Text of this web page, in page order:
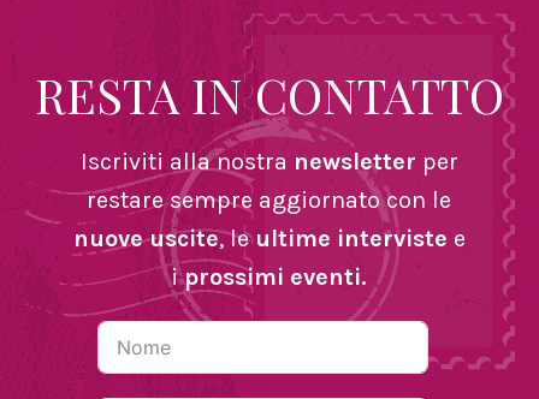
RESTA IN CONTATTO
Iscriviti alla nostra newsletter per
restare sempre aggiornato con le
nuove uscite, leultime interviste e
iprossimi eventi.